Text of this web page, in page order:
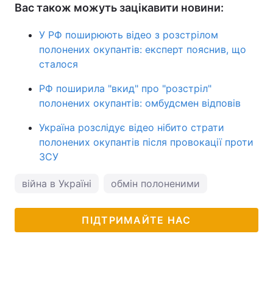
Вас також можуть зацікавити новини:
У РФ поширюють відео з розстрілом
полонених окупантів: експерт пояснив, що
сталося
РФ поширила "вкид" про "розстріл"
полонених окупантів: омбудсмен відповів
Україна розслідує відео нібито страти
полонених окупантів після провокації проти
ЗСУ
війна в Україні обмін полоненими
ПІДТРИМАЙТЕ НАС